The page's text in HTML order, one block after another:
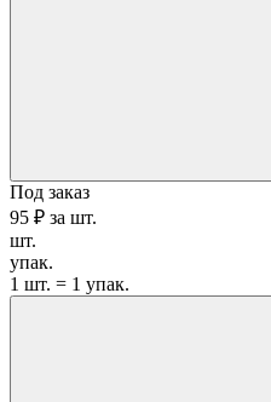
Под заказ
95 ₽ за шт.
шт.
упак.
1 шт. = 1 упак.